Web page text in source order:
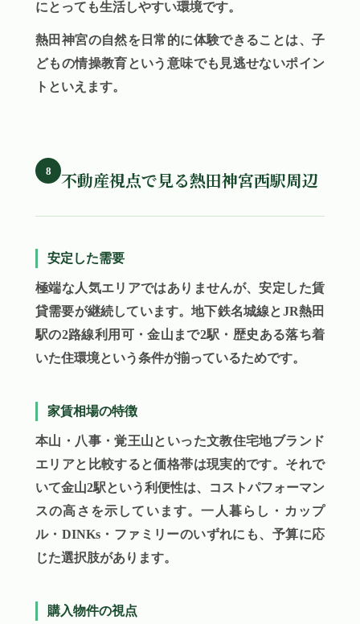
にとっても生活しやすい環境です。
熱田神宮の自然を日常的に体験できることは、子
どもの情操教育という意味でも見逃せないポイン
トといえます。
8 不動産視点で見る熱田神宮西駅周辺
安定した需要
極端な人気エリアではありませんが、安定した賃
貸需要が継続しています。地下鉄名城線とJR熱田
駅の2路線利用可・金山まで2駅・歴史ある落ち着
いた住環境という条件が揃っているためです。
家賃相場の特徴
本山・八事・覚王山といった文教住宅地ブランド
エリアと比較すると価格帯は現実的です。それで
いて金山2駅という利便性は、コストパフォーマン
スの高さを示しています。一人暮らし・カップ
ル・DINKs・ファミリーのいずれにも、予算に応
じた選択肢があります。
購入物件の視点